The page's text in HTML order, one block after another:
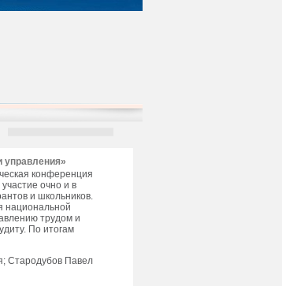
управления»
конференция
очно и в
и школьников.
национальной
трудом и
По итогам
Стародубов Павел